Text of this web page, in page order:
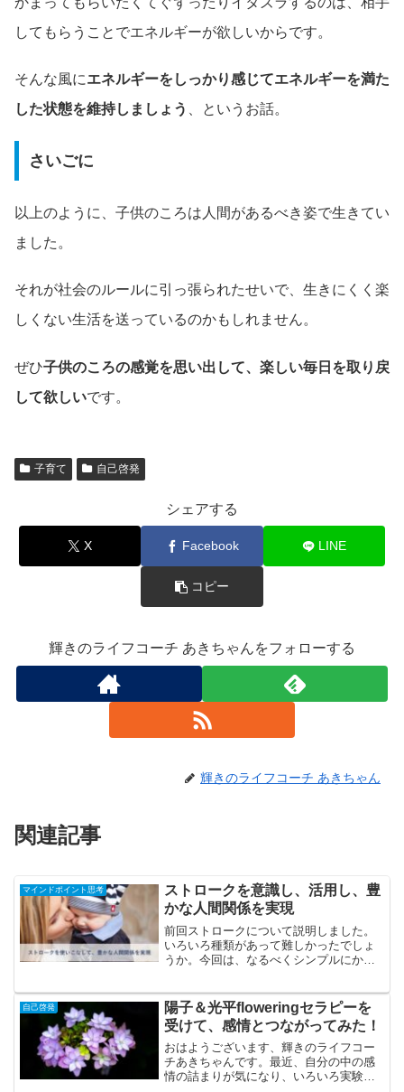
してもらうことでエネルギーが欲しいからです。
そんな風にエネルギーをしっかり感じてエネルギーを満た
した状態を維持しましょう
、というお話。
さいごに
以上のように、子供のころは人間があるべき姿で生きてい
ました。
それが社会のルールに引っ張られたせいで、生きにくく楽
しくない生活を送っているのかもしれません。
ぜひ子供のころの感覚を思い出して、楽しい毎日を取り戻
して欲しいです。
子育て 自己啓発
シェアする
X Facebook LINE
コピー
輝きのライフコーチ あきちゃんをフォローする
輝きのライフコーチ あきちゃん
関連記事
マインドポイント思考
ストロークを意識し、活用し、豊
かな人間関係を実現
前回ストロークについて説明しました。
いろいろ種類があって難しかったでしょ
うか。今回は、なるべくシンプルにかつ
使えない日常生活を振り返ると肯定的、
否定的に関わらずストロー...
自己啓発
陽子＆光平floweringセラピーを
受けて、感情とつながってみた！
おはようございます、輝きのライフコー
チあきちゃんです。最近、自分の中の感
情の詰まりが気になり、いろいろ実験し